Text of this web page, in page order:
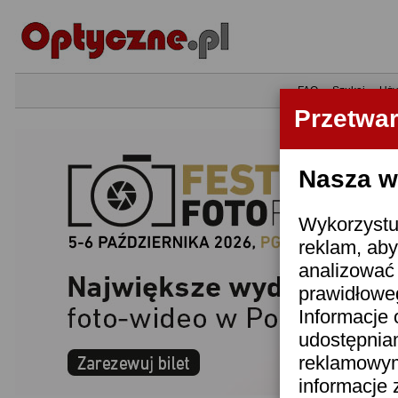
Nasza
reklam,
Informacje
informacje
•FAQ•Szukaj•